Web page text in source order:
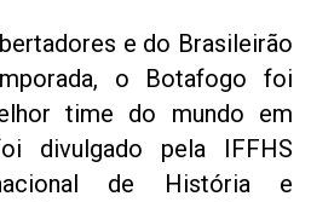
e do Brasileirão
o Botafogo foi
time do mundo em
divulgado pela IFFHS
de História e